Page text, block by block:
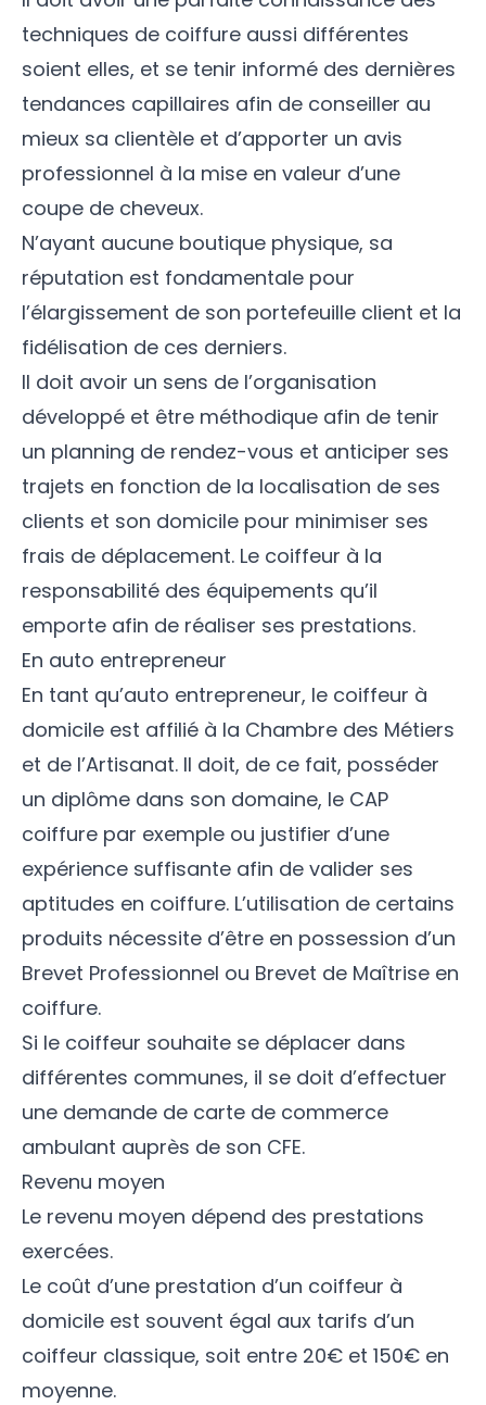
techniques de coiffure aussi différentes
soient elles, et se tenir informé des dernières
tendances capillaires afin de conseiller au
mieux sa clientèle et d’apporter un avis
professionnel à la mise en valeur d’une
coupe de cheveux.
N’ayant aucune boutique physique, sa
réputation est fondamentale pour
l’élargissement de son portefeuille client et la
fidélisation de ces derniers.
Il doit avoir un sens de l’organisation
développé et être méthodique afin de tenir
un planning de rendez-vous et anticiper ses
trajets en fonction de la localisation de ses
clients et son domicile pour minimiser ses
frais de déplacement. Le coiffeur à la
responsabilité des équipements qu’il
emporte afin de réaliser ses prestations.
En auto entrepreneur
En tant qu’auto entrepreneur, le coiffeur à
domicile est affilié à la Chambre des Métiers
et de l’Artisanat. Il doit, de ce fait, posséder
un diplôme dans son domaine, le CAP
coiffure par exemple ou justifier d’une
expérience suffisante afin de valider ses
aptitudes en coiffure. L’utilisation de certains
produits nécessite d’être en possession d’un
Brevet Professionnel ou Brevet de Maîtrise en
coiffure.
Si le coiffeur souhaite se déplacer dans
différentes communes, il se doit d’effectuer
une demande de carte de commerce
ambulant auprès de son CFE.
Revenu moyen
Le revenu moyen dépend des prestations
exercées.
Le coût d’une prestation d’un coiffeur à
domicile est souvent égal aux tarifs d’un
coiffeur classique, soit entre 20€ et 150€ en
moyenne.